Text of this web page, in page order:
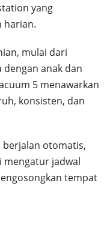
yang
harian.
mulai dari
anak dan
5 menawarkan
konsisten, dan
berjalan otomatis,
mengatur jadwal
tempat